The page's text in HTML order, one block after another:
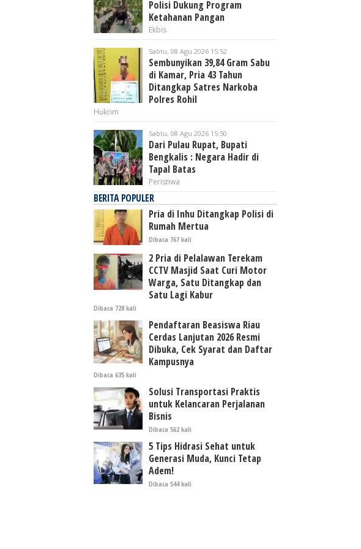
Polisi Dukung Program
Ketahanan Pangan
Ekbis
Sabtu, 08 Agu 2026 15:52
Sembunyikan 39,84 Gram Sabu
di Kamar, Pria 43 Tahun
Ditangkap Satres Narkoba
Polres Rohil
Hukrim
Sabtu, 08 Agu 2026 15:50
Dari Pulau Rupat, Bupati
Bengkalis : Negara Hadir di
Tapal Batas
Peristiwa
BERITA POPULER
Pria di Inhu Ditangkap Polisi di
Rumah Mertua
Dibaca 767 kali
2 Pria di Pelalawan Terekam
CCTV Masjid Saat Curi Motor
Warga, Satu Ditangkap dan
Satu Lagi Kabur
Dibaca 728 kali
Pendaftaran Beasiswa Riau
Cerdas Lanjutan 2026 Resmi
Dibuka, Cek Syarat dan Daftar
Kampusnya
Dibaca 635 kali
Solusi Transportasi Praktis
untuk Kelancaran Perjalanan
Bisnis
Dibaca 562 kali
5 Tips Hidrasi Sehat untuk
Generasi Muda, Kunci Tetap
Adem!
Dibaca 544 kali